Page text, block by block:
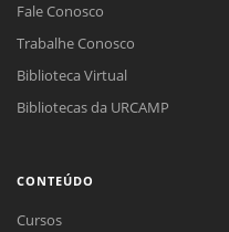
Fale Conosco
Trabalhe Conosco
Biblioteca Virtual
Bibliotecas da URCAMP
CONTEÚDO
Cursos